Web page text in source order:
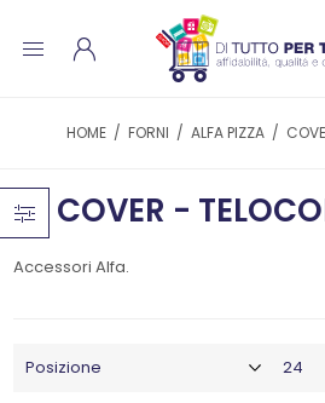
HOME / FORNI / ALFA PIZZA /
COVER -
Accessori Alfa.